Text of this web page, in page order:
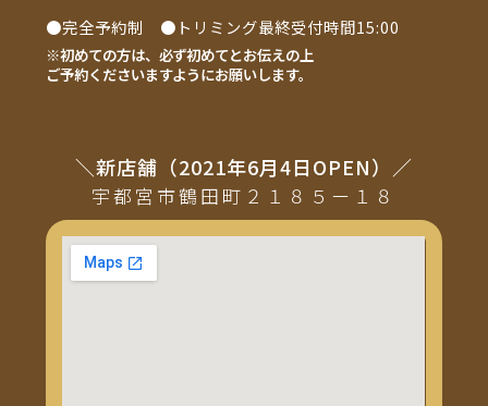
●完全予約制 ●トリミング最終受付時間15:00
※初めての方は、必ず初めてとお伝えの上
ご予約くださいますようにお願いします。
＼新店舗（2021年6月4日OPEN）／
宇都宮市鶴田町２１８５ー１８